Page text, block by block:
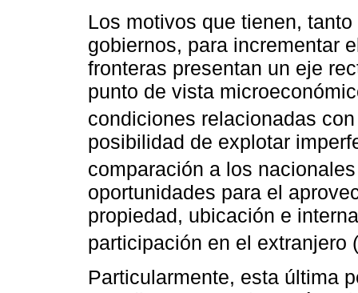
Los motivos que tienen,
gobiernos, para incrementar
fronteras presentan un eje
punto de vista
condiciones relacionadas
posibilidad de explotar
comparación a los
oportunidades para el
propiedad, ubicación e
participación en el extranjero (
Particularmente, esta última